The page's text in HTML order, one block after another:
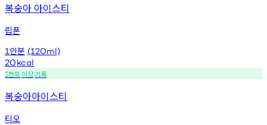
복숭아 아이스티
립폰
1 인분 (120ml)
20kcal
1천회 이상기록
복숭아아이스티
티오